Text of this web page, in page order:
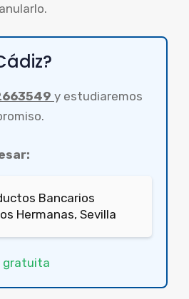
y estudiaremos
Bancarios
Hermanas, Sevilla
gratuita